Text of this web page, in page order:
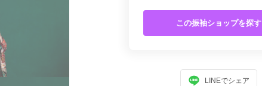
この振袖ショップを探す
LINEでシェア